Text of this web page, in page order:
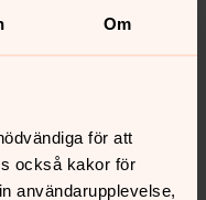
Om
för att
också kakor för
användarupplevelse,
9.00-17.00, Svenska